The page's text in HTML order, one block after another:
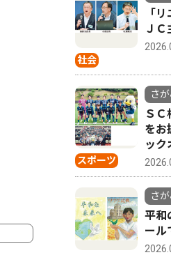
社会
「
ＪＣ
スポーツ
さ
Ｓ
を
ック
さ
平和
ール